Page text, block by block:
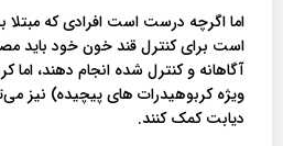
اما اگرچه درست است افرادی که
است برای کنترل قند خون خود باید
آگاهانه و کنترل شده انجام دهند،
ویژه کربوهیدرات های پیچیده) نیز
دیابت کمک کنند.